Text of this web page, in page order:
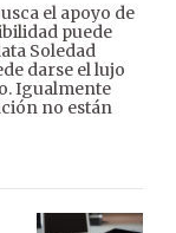
el apoyo de
puede
Soledad
darse el lujo
Igualmente
no están